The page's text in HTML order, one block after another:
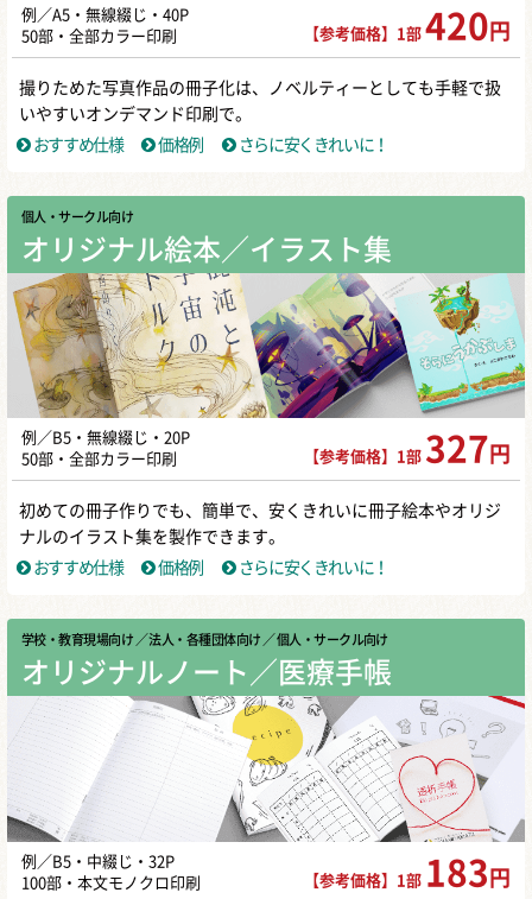
例／A5・無線綴じ・40P
50部・全部カラー印刷
【参考価格】1部 420 円
撮りためた写真作品の冊子化は、ノベルティーとしても手軽で扱
いやすいオンデマンド印刷で。
おすすめ仕様
価格例 さらに安くきれいに！
個人・サークル向け
オリジナル絵本／イラスト集
例／B5・無線綴じ・20P
50部・全部カラー印刷
【参考価格】1部 327 円
初めての冊子作りでも、簡単で、安くきれいに冊子絵本やオリジ
ナルのイラスト集を製作できます。
おすすめ仕様
価格例 さらに安くきれいに！
学校・教育現場向け ／ 法人・各種団体向け ／ 個人・サークル向け
オリジナルノート／医療手帳
例／B5・中綴じ・32P
100部・本文モノクロ印刷
【参考価格】1部 183 円